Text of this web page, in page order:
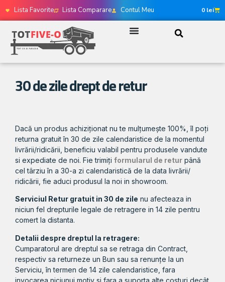
Lista Favorite Lista Comparare Contul Meu 0 lei
30 de zile drept de retur
Dacă un produs achiziționat nu te mulțumește 100%, îl poți
returna gratuit în 30 de zile calendaristice de la momentul
livrării/ridicării, beneficiu valabil pentru produsele vandute
si expediate de noi. Fie trimiți formularul de retur până
cel târziu în a 30-a zi calendaristică de la data livrării/
ridicării, fie aduci produsul la noi in showroom.
Serviciul Retur gratuit in 30 de zile nu afecteaza in
niciun fel drepturile legale de retragere in 14 zile pentru
comert la distanta.
Detalii despre dreptul la retragere:
Cumparatorul are dreptul sa se retraga din Contract,
respectiv sa returneze un Bun sau sa renunțe la un
Serviciu, în termen de 14 zile calendaristice, fara
invocarea niciunui motiv si fara a suporta alte costuri decât